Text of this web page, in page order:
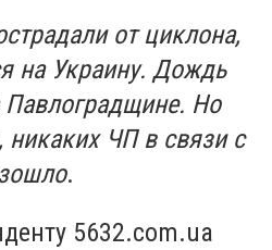
от циклона,
на Украину. Дождь
Но
никаких ЧП в связи с
.
5632.com.ua